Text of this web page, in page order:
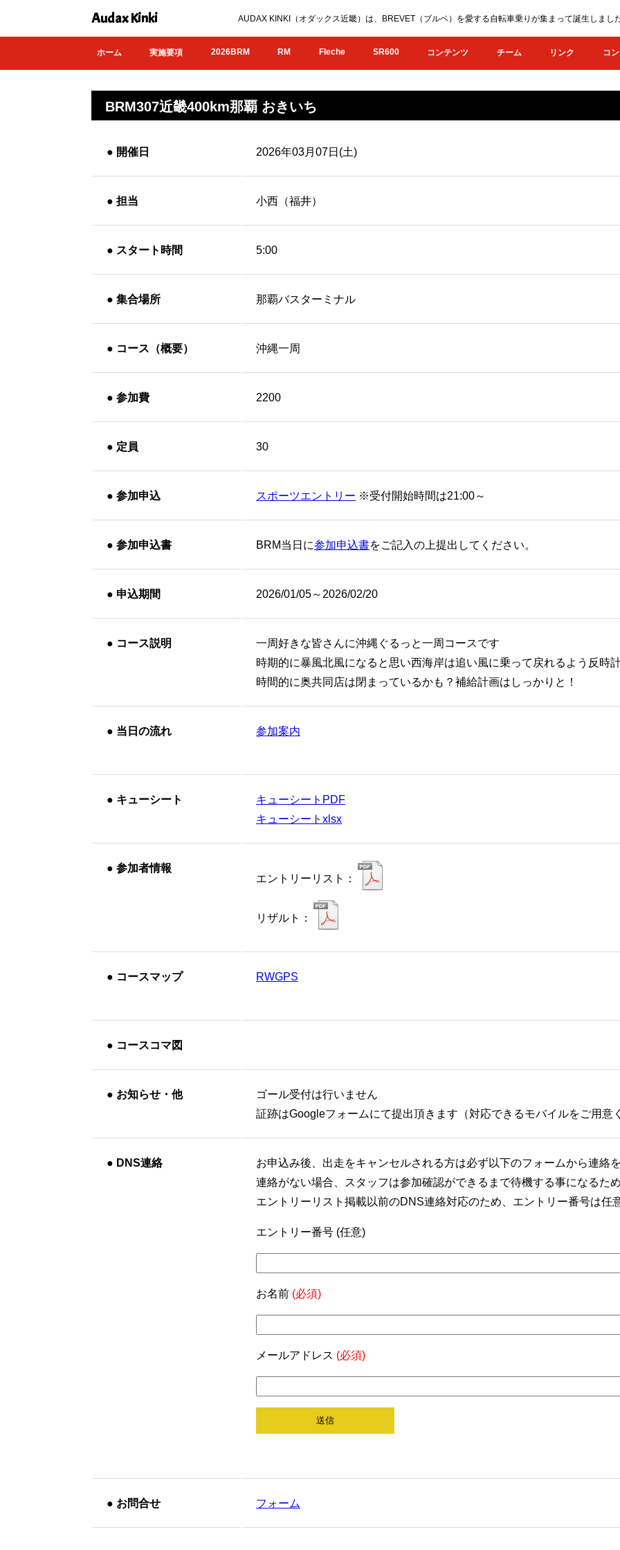
Audax Kinki AUDAX KINKI（オダックス近畿）は、BREVET（ブルベ）を愛する自転車乗りが集まって誕生しまし
ホーム 実施要項 2026BRM RM Fleche SR600 コンテンツ チーム リンク コ
BRM307近畿400km那覇 おきいち
● 開催日 2026年03月07日(土)
● 担当 小西（福井）
● スタート時間 5:00
● 集合場所 那覇バスターミナル
● コース（概要） 沖縄一周
● 参加費 2200
● 定員 30
● 参加申込 スポーツエントリー ※受付開始時間は21:00～
● 参加申込書 BRM当日に参加申込書をご記入の上提出してください。
● 申込期間 2026/01/05～2026/02/20
● コース説明
一周好きな皆さんに沖縄ぐるっと一周コースです
時期的に暴風北風になると思い西海岸は追い風に乗って戻れるよう反時
時間的に奥共同店は閉まっているかも？補給計画はしっかりと！
● 当日の流れ 参加案内
● キューシート
キューシートPDF
キューシートxlsx
● 参加者情報
エントリーリスト：
リザルト：
● コースマップ RWGPS
● コースコマ図
● お知らせ・他
ゴール受付は行いません
証跡はGoogleフォームにて提出頂きます（対応できるモバイルをご用意
● DNS連絡
お申込み後、出走をキャンセルされる方は必ず以下のフォームから連絡
連絡がない場合、スタッフは参加確認ができるまで待機する事になるた
エントリーリスト掲載以前のDNS連絡対応のため、エントリー番号は任
エントリー番号 (任意)
お名前 (必須)
メールアドレス (必須)
● お問合せ フォーム